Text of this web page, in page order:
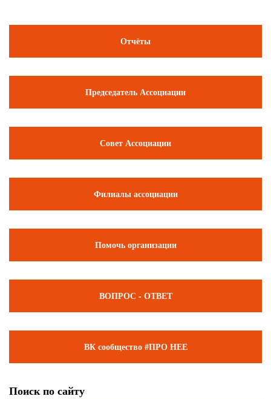
Отчёты
Председатель Ассоциации
Совет Ассоциации
Филиалы ассоциации
Помочь организации
ВОПРОС - ОТВЕТ
ВК сообщество #ПРО НЕЕ
Поиск по сайту